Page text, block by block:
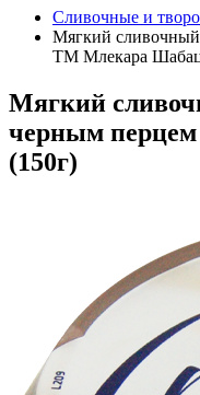
Сливочные и
Мягкий
TM Млекара
Мягкий
черным
(150г)